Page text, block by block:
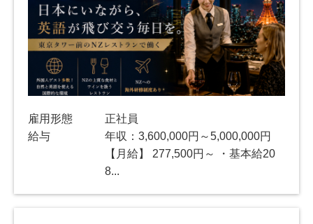
雇用形態
正社員
給与
年収：3,600,000円～5,000,000円
【月給】 277,500円～ ・基本給20
8...